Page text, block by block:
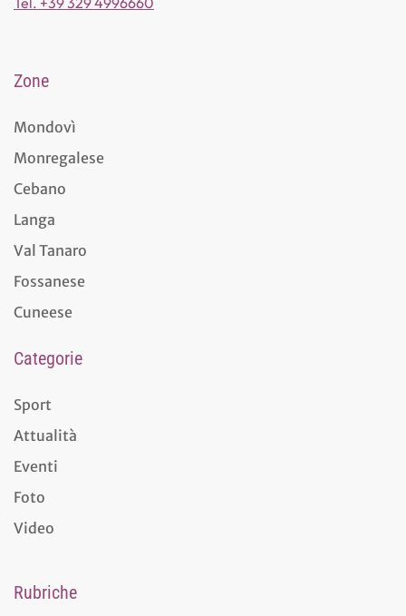
Zone
Mondovì
Monregalese
Cebano
Langa
Val Tanaro
Fossanese
Cuneese
Categorie
Sport
Attualità
Eventi
Foto
Video
Rubriche